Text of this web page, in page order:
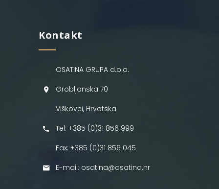
Kontakt
OSATINA GRUPA d.o.o.
Grobljanska 70
Viškovci, Hrvatska
Tel: +385 (0)31 856 999
Fax: +385 (0)31 856 045
E-mail: osatina@osatina.hr